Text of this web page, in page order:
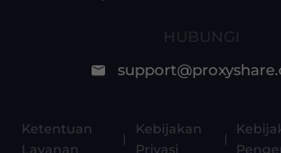
HUBUNGI
Ketentuan
Layanan
Kebijakan
Privasi